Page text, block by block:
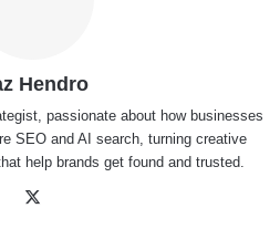
Hendro
passionate about how businesses
SEO and AI search, turning creative
help brands get found and trusted.